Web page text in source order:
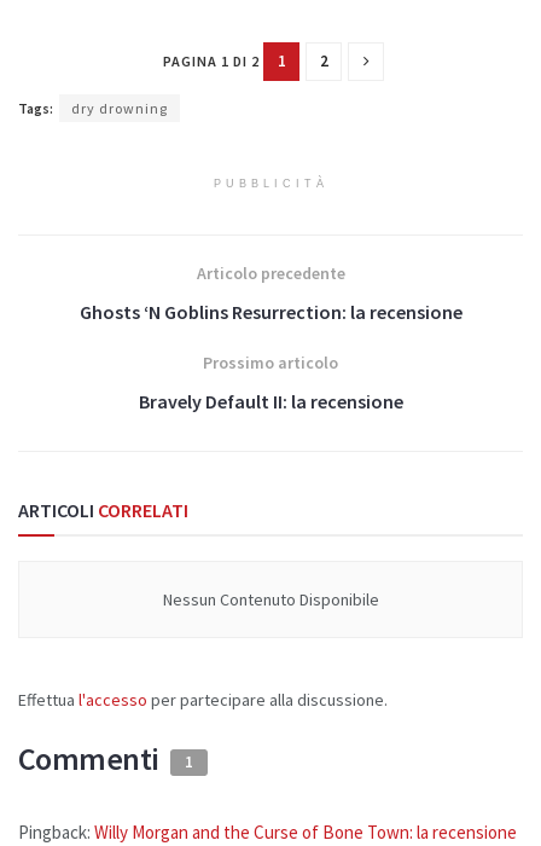
PAGINA 1 DI 2 1 2
Tags: dry drowning
PUBBLICITÀ
Articolo precedente
Ghosts ‘N Goblins Resurrection: la recensione
Prossimo articolo
Bravely Default II: la recensione
ARTICOLI CORRELATI
Nessun Contenuto Disponibile
Effettua l'accesso per partecipare alla discussione.
Commenti 1
Pingback: Willy Morgan and the Curse of Bone Town: la recensione